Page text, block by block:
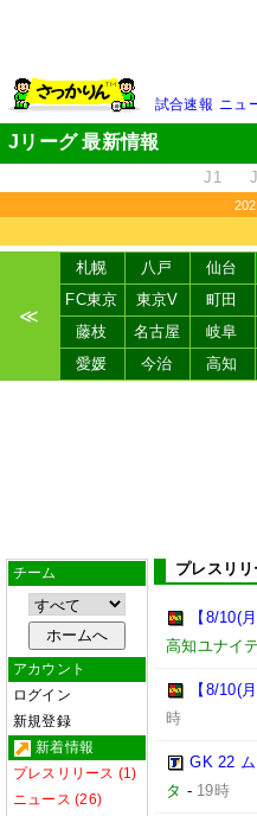
試合速報 ニュ
Jリーグ 最新情報
J1
≪
札幌 八戸 仙台
FC東京
東京V 町田
藤枝
名古屋 岐阜
愛媛
今治 高知
チーム
アカウント
ログイン
新規登録
新着情報
プレスリリース (1)
ニュース (26)
プレスリリ
【8/10(
高知ユナイ
【8/10(
時
GK 22
タ - 19時